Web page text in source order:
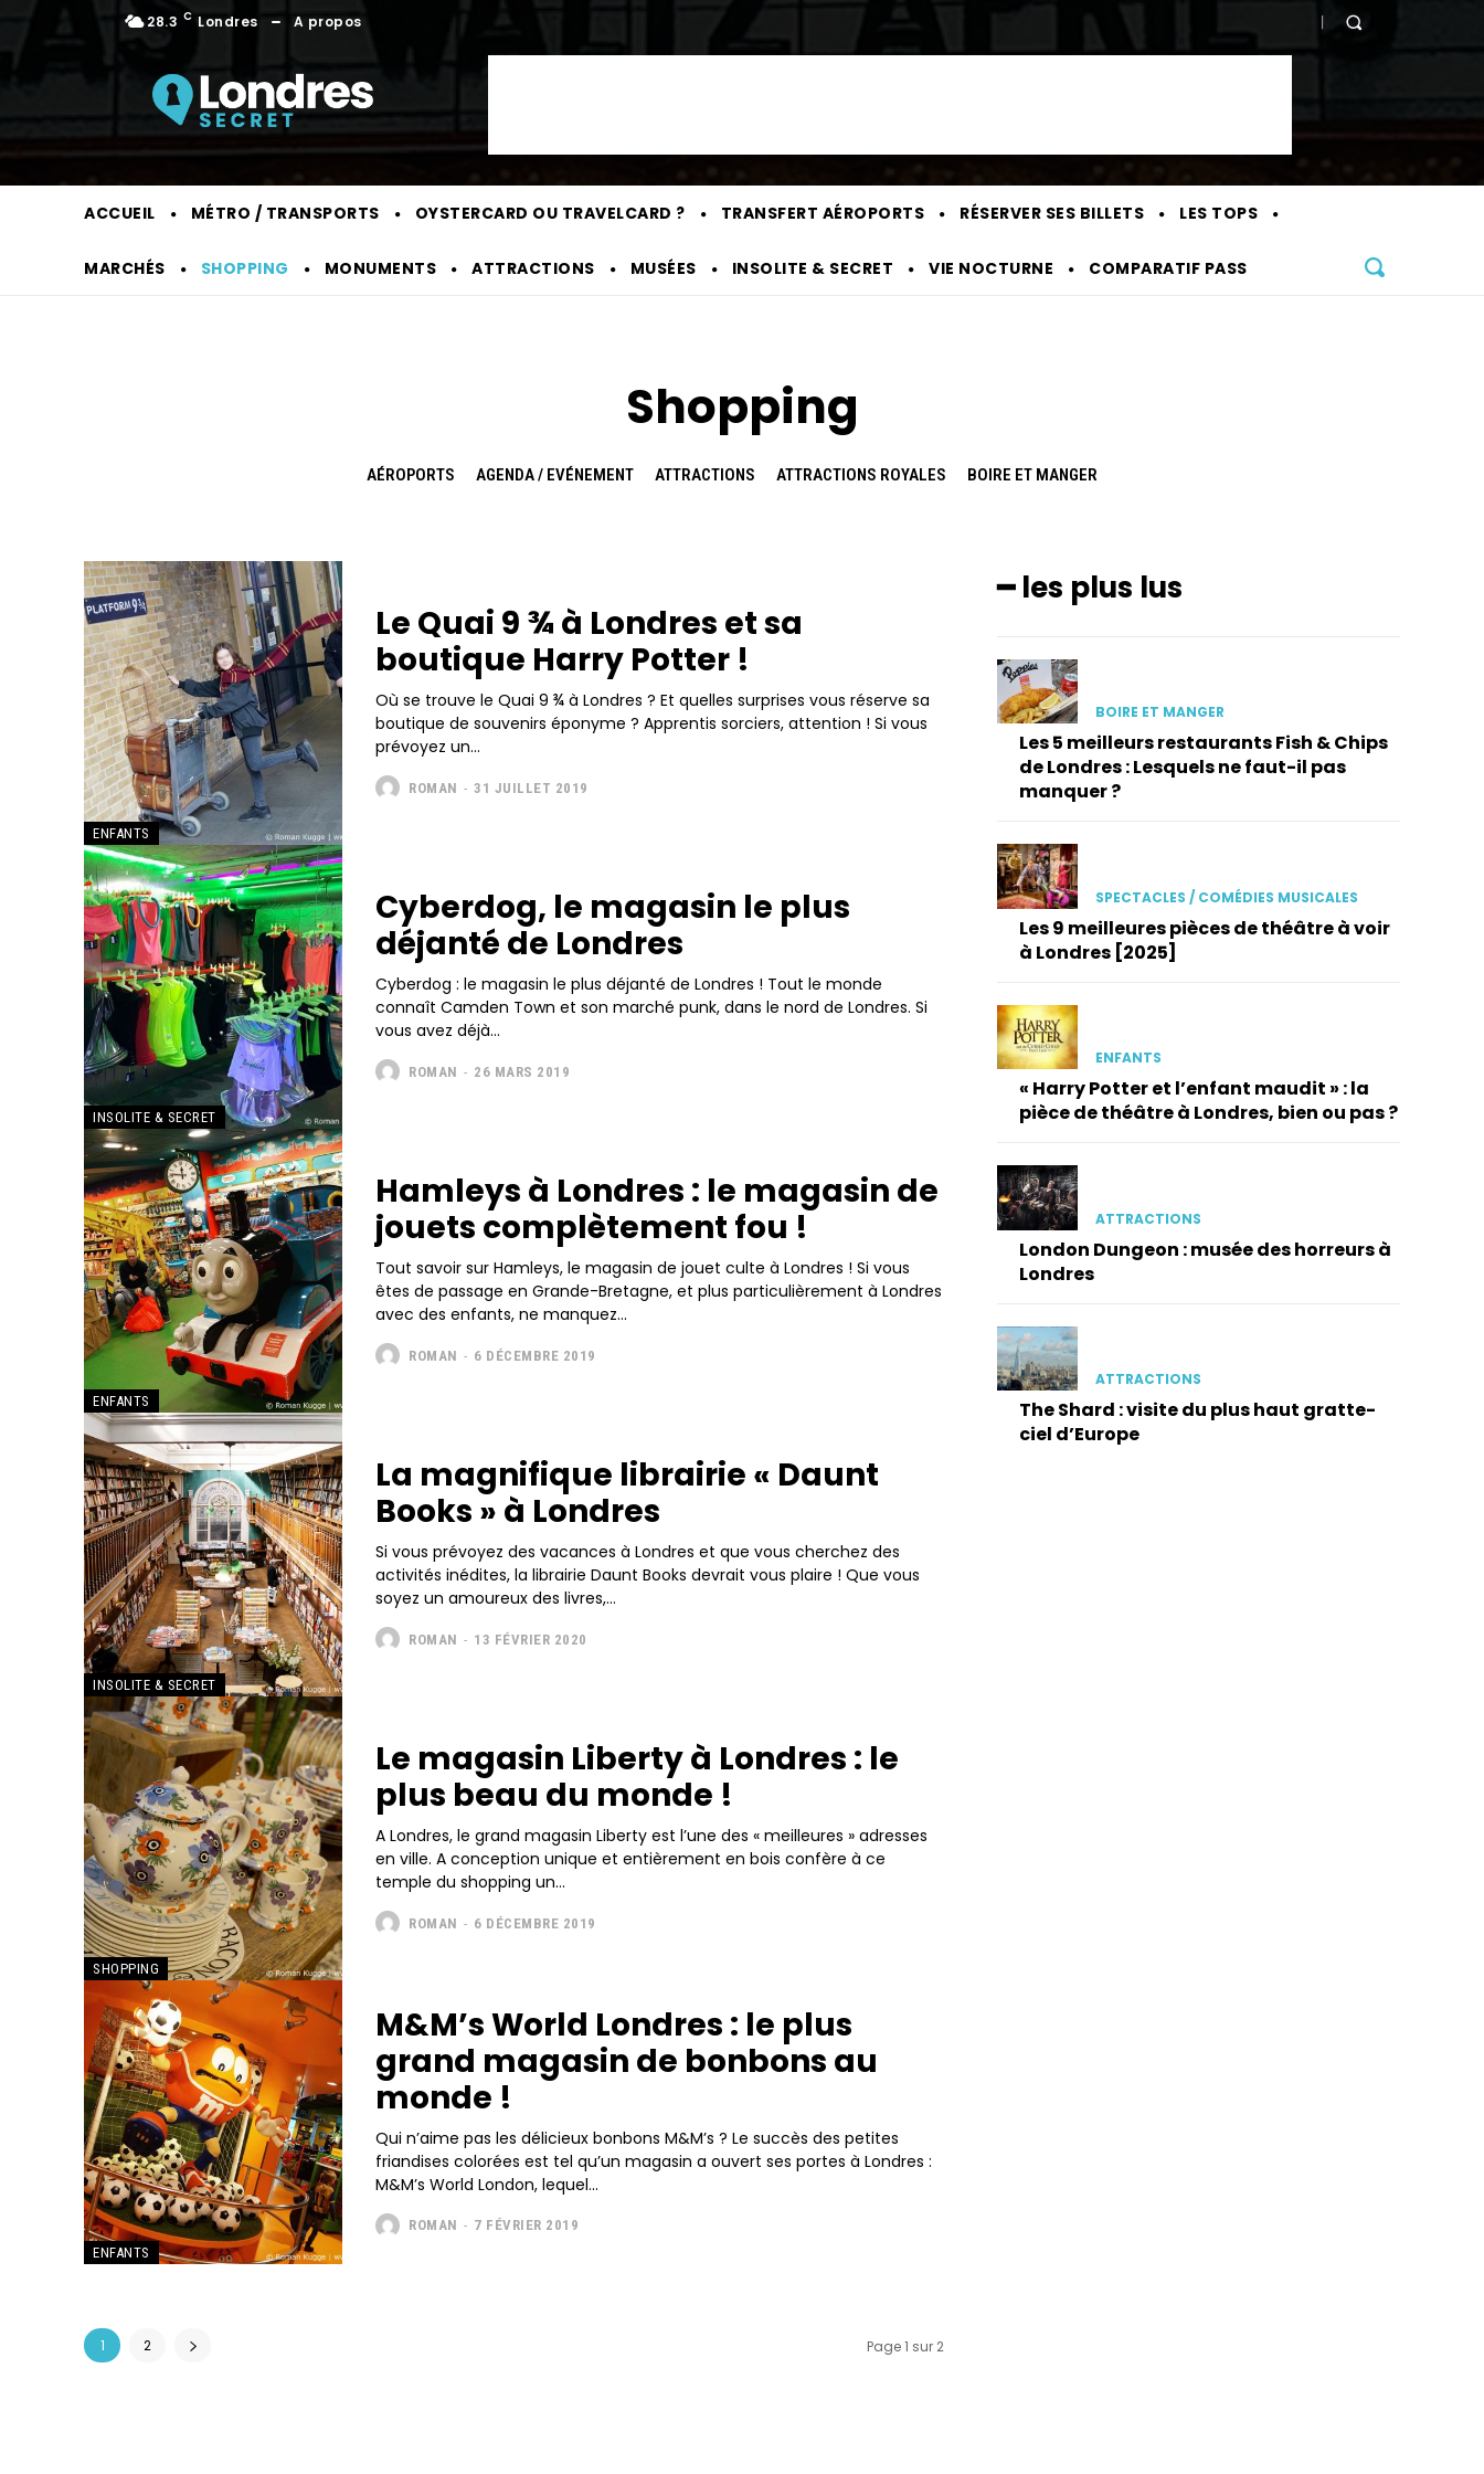
28.3 C Londres A propos
ACCUEIL MÉTRO / TRANSPORTS OYSTERCARD OU TRAVELCARD ? TRANSFERT AÉROPORTS RÉSERVER SES BILLETS LES TOPS
MARCHÉS SHOPPING MONUMENTS ATTRACTIONS MUSÉES INSOLITE & SECRET VIE NOCTURNE COMPARATIF PASS
Shopping
AÉROPORTS AGENDA / EVÉNEMENT ATTRACTIONS ATTRACTIONS ROYALES BOIRE ET MANGER
ENFANTS
Le Quai 9 ¾ à Londres et sa
boutique Harry Potter !
Où se trouve le Quai 9 ¾ à Londres ? Et quelles surprises vous réserve sa
boutique de souvenirs éponyme ? Apprentis sorciers, attention ! Si vous
prévoyez un...
ROMAN - 31 JUILLET 2019
INSOLITE & SECRET
Cyberdog, le magasin le plus
déjanté de Londres
Cyberdog : le magasin le plus déjanté de Londres ! Tout le monde
connaît Camden Town et son marché punk, dans le nord de Londres. Si
vous avez déjà...
ROMAN - 26 MARS 2019
ENFANTS
Hamleys à Londres : le magasin de
jouets complètement fou !
Tout savoir sur Hamleys, le magasin de jouet culte à Londres ! Si vous
êtes de passage en Grande-Bretagne, et plus particulièrement à Londres
avec des enfants, ne manquez...
ROMAN - 6 DÉCEMBRE 2019
INSOLITE & SECRET
La magnifique librairie « Daunt
Books » à Londres
Si vous prévoyez des vacances à Londres et que vous cherchez des
activités inédites, la librairie Daunt Books devrait vous plaire ! Que vous
soyez un amoureux des livres,...
ROMAN - 13 FÉVRIER 2020
SHOPPING
Le magasin Liberty à Londres : le
plus beau du monde !
A Londres, le grand magasin Liberty est l’une des « meilleures » adresses
en ville. A conception unique et entièrement en bois confère à ce
temple du shopping un...
ROMAN - 6 DÉCEMBRE 2019
ENFANTS
M&M’s World Londres : le plus
grand magasin de bonbons au
monde !
Qui n’aime pas les délicieux bonbons M&M’s ? Le succès des petites
friandises colorées est tel qu’un magasin a ouvert ses portes à Londres :
M&M’s World London, lequel...
ROMAN - 7 FÉVRIER 2019
1 2 Page 1 sur 2
━ les plus lus
BOIRE ET MANGER
Les 5 meilleurs restaurants Fish & Chips
de Londres : Lesquels ne faut-il pas
manquer ?
SPECTACLES / COMÉDIES MUSICALES
Les 9 meilleures pièces de théâtre à voir
à Londres [2025]
ENFANTS
« Harry Potter et l’enfant maudit » : la
pièce de théâtre à Londres, bien ou pas ?
ATTRACTIONS
London Dungeon : musée des horreurs à
Londres
ATTRACTIONS
The Shard : visite du plus haut gratte-
ciel d’Europe